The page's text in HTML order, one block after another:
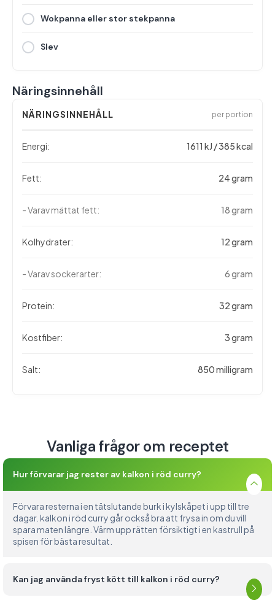
Wokpanna eller stor stekpanna
Slev
Näringsinnehåll
NÄRINGSINNEHÅLL per portion
Energi: 1611 kJ / 385 kcal
Fett: 24 gram
- Varav mättat fett: 18 gram
Kolhydrater: 12 gram
- Varav sockerarter: 6 gram
Protein: 32 gram
Kostfiber: 3 gram
Salt: 850 milligram
Vanliga frågor om receptet
Hur förvarar jag rester av kalkon i röd curry?
Förvara resterna i en tätslutande burk i kylskåpet i upp till tre
dagar. kalkon i röd curry går också bra att frysa in om du vill
spara maten längre. Värm upp rätten försiktigt i en kastrull på
spisen för bästa resultat.
Kan jag använda fryst kött till kalkon i röd curry?